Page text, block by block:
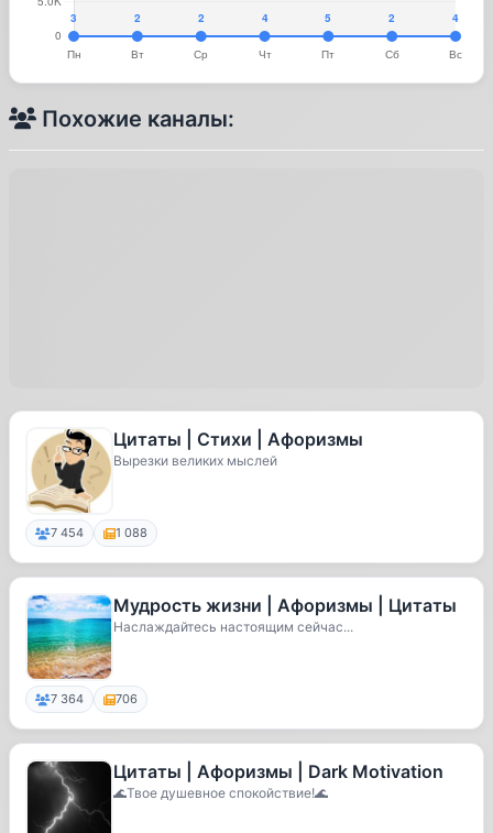
Похожие каналы:
Цитаты | Стихи | Афоризмы
Вырезки великих мыслей
7 454 1 088
Мудрость жизни | Афоризмы | Цитаты
Наслаждайтесь настоящим сейчас...
7 364 706
Цитаты | Афоризмы | Dark Motivation
🌊Твое душевное спокойствие!🌊